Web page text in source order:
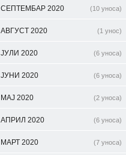
СЕПТЕМБАР 2020 (10 уноса)
АВГУСТ 2020 (1 унос)
ЈУЛИ 2020 (6 уноса)
ЈУНИ 2020 (6 уноса)
МАЈ 2020 (2 уноса)
АПРИЛ 2020 (6 уноса)
МАРТ 2020 (7 уноса)